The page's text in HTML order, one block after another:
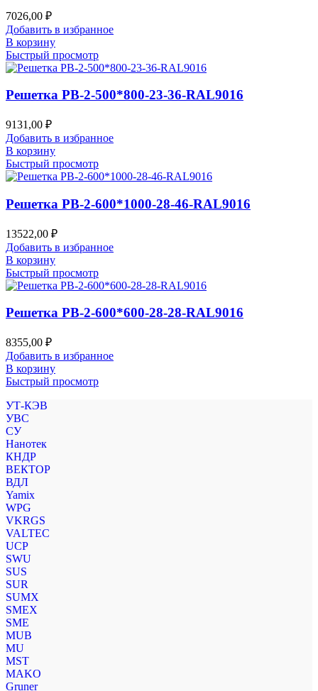
7026,00 ₽
Добавить в избранное
В корзину
Быстрый просмотр
Решетка РВ-2-500*800-23-36-RAL9016
9131,00 ₽
Добавить в избранное
В корзину
Быстрый просмотр
Решетка РВ-2-600*1000-28-46-RAL9016
13522,00 ₽
Добавить в избранное
В корзину
Быстрый просмотр
Решетка РВ-2-600*600-28-28-RAL9016
8355,00 ₽
Добавить в избранное
В корзину
Быстрый просмотр
УТ-КЭВ
УВС
СУ
Нанотек
КНДР
ВЕКТОР
ВДЛ
Yamix
WPG
VKRGS
VALTEC
UCP
SWU
SUS
SUR
SUMX
SMEX
SME
MUB
MU
MST
MAKO
Gruner